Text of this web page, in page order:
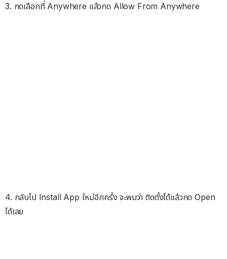
3. กดเลือกที่ Anywhere แล้วกด Allow From Anywhere
4. กลับไป Install App ใหม่อีกครั้ง จะพบว่า ติดตั้งได้แล้วกด Open
ได้เลย